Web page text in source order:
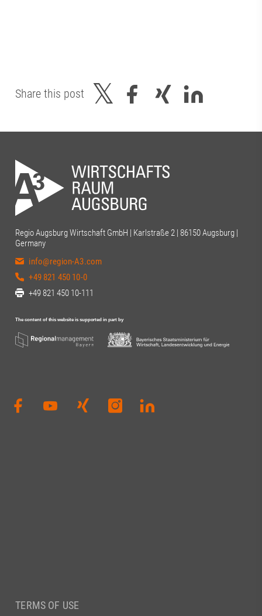
Share this post
Regio Augsburg Wirtschaft GmbH | Karlstraße 2 | 86150 Augsburg |
Germany
info@region-A3.com
+49 821 450 10-0
+49 821 450 10-111
TERMS OF USE